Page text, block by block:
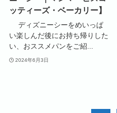
ッティーズ・ベーカリー】
ディズニーシーをめいっぱ
い楽しんだ後にお持ち帰りした
い、おススメパンをご紹...
2024年6月3日